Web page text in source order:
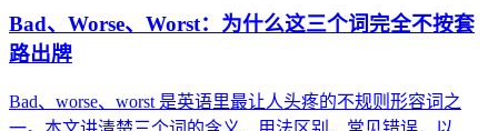
Bad、Worse、Worst：为什么这三个词完全不按套
路出牌
Bad、worse、worst 是英语里最让人头疼的不规则形容词之